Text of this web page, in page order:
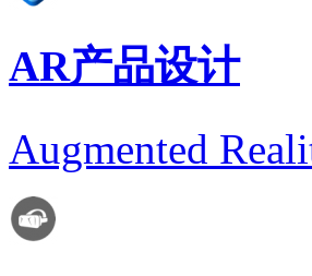
AR产品设计
Augmented